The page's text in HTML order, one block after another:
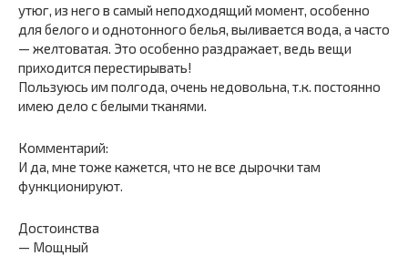
утюг, из него в самый неподходящий момент, особенно
для белого и однотонного белья, выливается вода, а часто
— желтоватая. Это особенно раздражает, ведь вещи
приходится перестирывать!
Пользуюсь им полгода, очень недовольна, т.к. постоянно
имею дело с белыми тканями.
Комментарий:
И да, мне тоже кажется, что не все дырочки там
функционируют.
Достоинства
— Мощный